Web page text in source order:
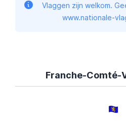
Vlaggen zijn welkom.
www.nationale-
Franche-Comté-